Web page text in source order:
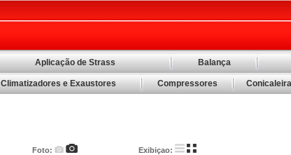
Aplicação de Strass Balança
Climatizadores e Exaustores Compressores Conicaleira
Foto: Exibiçao: